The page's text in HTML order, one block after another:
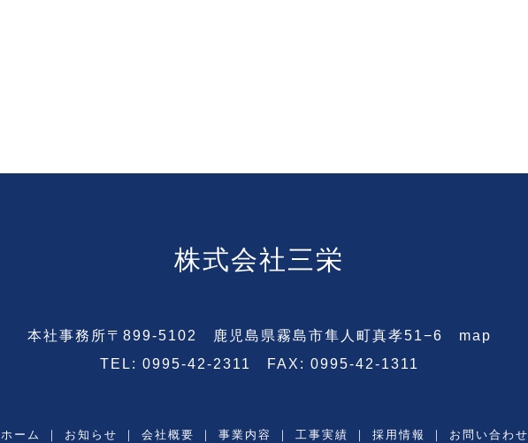
株式会社三栄
本社事務所〒899-5102 鹿児島県霧島市隼人町真孝51−6 map
TEL: 0995-42-2311 FAX: 0995-42-1311
ホーム ｜ お知らせ ｜ 会社概要 ｜ 事業内容 ｜ 工事実績 ｜ 採用情報 ｜ お問い合わせ